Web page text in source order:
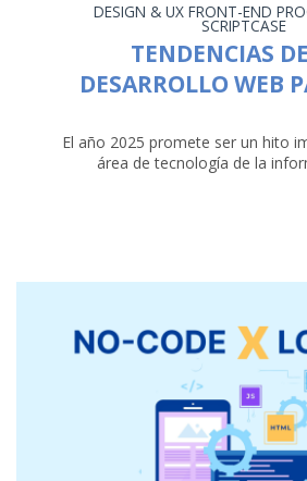
DESIGN & UX FRONT-END
SCRIPTCASE
TENDENCIAS
DESARROLLO WEB
El año 2025 promete ser un hito
área de tecnología de la